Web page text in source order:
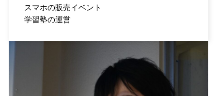
スマホの販売イベント
学習塾の運営